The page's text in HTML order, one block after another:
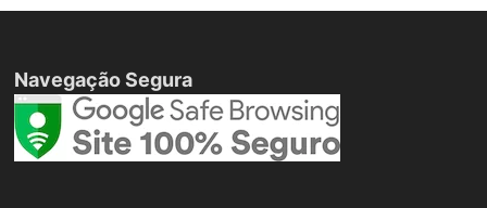
Navegação Segura